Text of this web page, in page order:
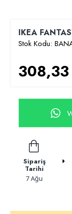
IKEA
Stok Kodu:
Sipariş
Tarihi
7 Ağu